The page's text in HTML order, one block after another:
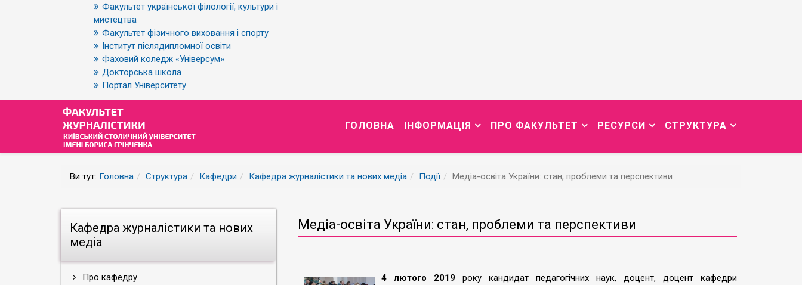
Факультет української філології, культури і
мистецтва
Факультет фізичного виховання і спорту
Інститут післядипломної освіти
Фаховий коледж «Універсум»
Докторська школа
Портал Університету
ГОЛОВНА ІНФОРМАЦІЯ ПРО ФАКУЛЬТЕТ РЕСУРСИ СТРУКТУРА
Ви тут: Головна Структура Кафедри Кафедра журналістики та нових медіа Події Медіа-освіта України: стан, проблеми та перспективи
Кафедра журналістики та нових
медіа
Про кафедру
Медіа-освіта України: стан, проблеми та перспективи
4 лютого 2019 року кандидат педагогічних наук, доцент, доцент кафедри